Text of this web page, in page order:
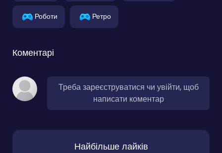
Роботи Ретро
Коментарі
Треба зареєструватися чи увійти, щоб
написати коментар
Найбільше лайків